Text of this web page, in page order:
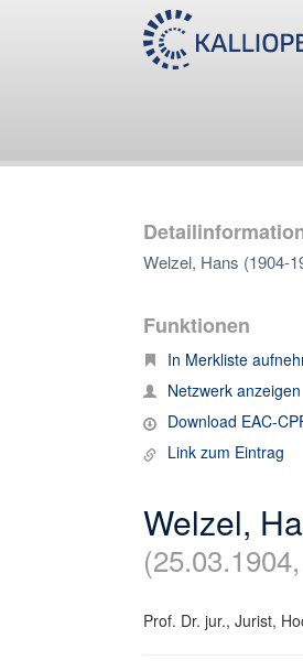
Welzel, Hans (1904-
Funktionen
In Merkliste
Netzwerk anzeigen
Download EAC-
Link zum Eintrag
Welzel,
Prof. Dr. jur., Jurist,